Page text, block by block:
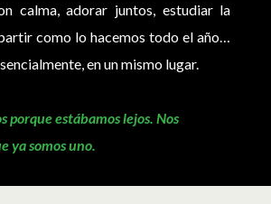
calma, adorar juntos, estudiar la
como lo hacemos todo el año…
en un mismo lugar.
porque estábamos lejos. Nos
ya somos uno.